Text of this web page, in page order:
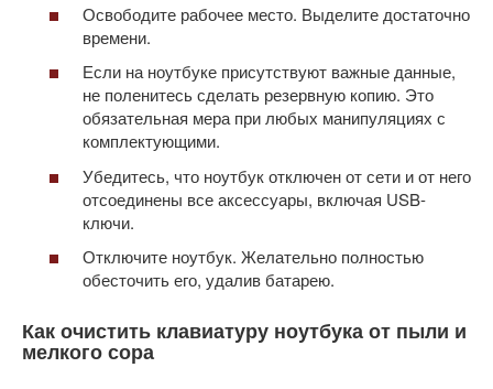
Освободите рабочее место. Выделите достаточно
времени.
Если на ноутбуке присутствуют важные данные,
не поленитесь сделать резервную копию. Это
обязательная мера при любых манипуляциях с
комплектующими.
Убедитесь, что ноутбук отключен от сети и от него
отсоединены все аксессуары, включая USB-
ключи.
Отключите ноутбук. Желательно полностью
обесточить его, удалив батарею.
Как очистить клавиатуру ноутбука от пыли и
мелкого сора